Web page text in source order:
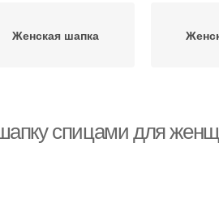
Женская шапка
спицами для